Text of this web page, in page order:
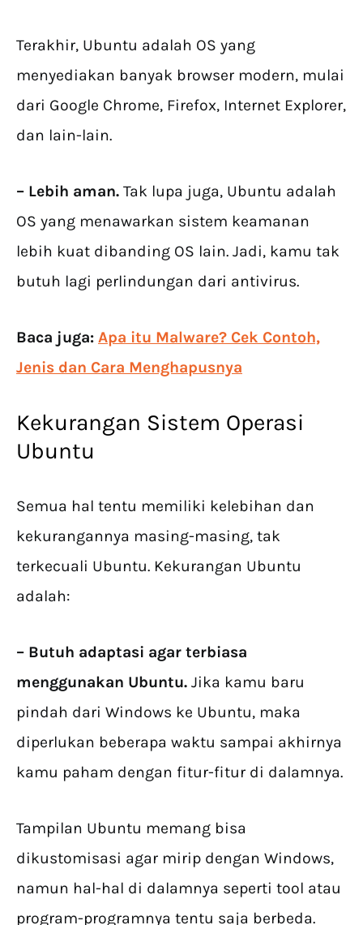
Terakhir, Ubuntu adalah OS yang
menyediakan banyak browser modern, mulai
dari Google Chrome, Firefox, Internet Explorer,
dan lain-lain.
– Lebih aman. Tak lupa juga, Ubuntu adalah
OS yang menawarkan sistem keamanan
lebih kuat dibanding OS lain. Jadi, kamu tak
butuh lagi perlindungan dari antivirus.
Baca juga: Apa itu Malware? Cek Contoh,
Jenis dan Cara Menghapusnya
Kekurangan Sistem Operasi
Ubuntu
Semua hal tentu memiliki kelebihan dan
kekurangannya masing-masing, tak
terkecuali Ubuntu. Kekurangan Ubuntu
adalah:
– Butuh adaptasi agar terbiasa
menggunakan Ubuntu. Jika kamu baru
pindah dari Windows ke Ubuntu, maka
diperlukan beberapa waktu sampai akhirnya
kamu paham dengan fitur-fitur di dalamnya.
Tampilan Ubuntu memang bisa
dikustomisasi agar mirip dengan Windows,
namun hal-hal di dalamnya seperti tool atau
program-programnya tentu saja berbeda.